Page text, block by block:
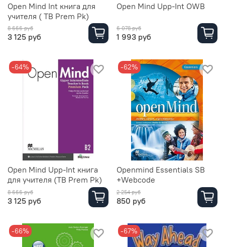
Open Mind Int книга для
учителя ( TB Prem Pk)
8 666 руб
3 125 руб
Open Mind Upp-Int OWB
6 078 руб
1 993 руб
-64%
Open Mind Upp-Int книга
для учителя (TB Prem Pk)
8 666 руб
3 125 руб
-62%
Openmind Essentials SB
+Webcode
2 254 руб
850 руб
-66% -67%